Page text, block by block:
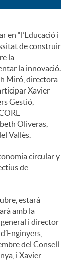
en “l’Educació i
de construir
la
la innovació.
Miró, directora
Xavier
Gestió,
Oliveras,
Vallès.
circular y
de
estarà
amb la
i director
del Consell
i Xavier